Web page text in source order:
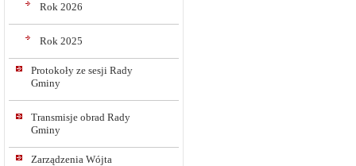
Rok 2026
Rok 2025
Protokoły ze sesji Rady
Gminy
Transmisje obrad Rady
Gminy
Zarządzenia Wójta